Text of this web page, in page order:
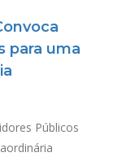
para uma
Públicos